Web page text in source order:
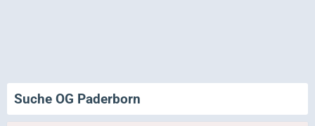
Suche OG Paderborn